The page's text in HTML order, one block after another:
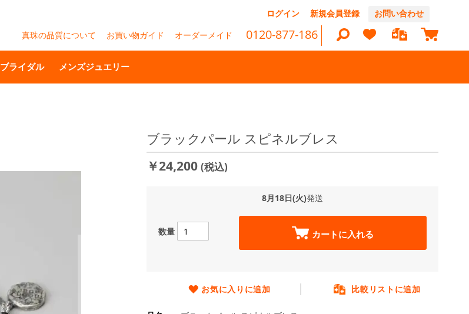
テ
ン
ツ
ログイン 新規会員登録 お問い合わせ
真珠の品質について お買い物ガイド オーダーメイド 0120-877-186 マイカ
ブライダル メンズジュエリー
ブラックパール スピネルブレス
￥24,200 (税込)
8月18日(火)発送
数量 カートに入れる
お気に入りに追加 比較リストに追加